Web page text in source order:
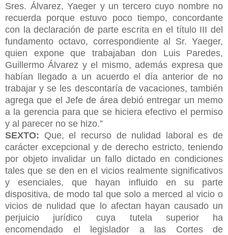
Sres. Álvarez, Yaeger y un tercero cuyo nombre no
recuerda porque estuvo poco tiempo, concordante
con la declaración de parte escrita en el título III del
fundamento octavo, correspondiente al Sr. Yaeger,
quien expone que trabajaban don Luis Paredes,
Guillermo Álvarez y el mismo, además expresa que
habían llegado a un acuerdo el día anterior de no
trabajar y se les descontaría de vacaciones, también
agrega que el Jefe de área debió entregar un memo
a la gerencia para que se hiciera efectivo el permiso
y al parecer no se hizo.”
SEXTO: Que, el recurso de nulidad laboral es de
carácter excepcional y de derecho estricto, teniendo
por objeto invalidar un fallo dictado en condiciones
tales que se den en el vicios realmente significativos
y esenciales, que hayan influido en su parte
dispositiva, de modo tal que solo a merced al vicio o
vicios de nulidad que lo afectan hayan causado un
perjuicio jurídico cuya tutela superior ha
encomendado el legislador a las Cortes de